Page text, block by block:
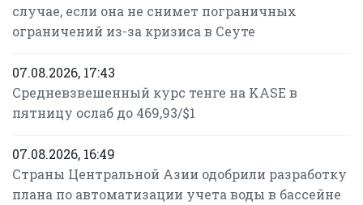
случае, если она не снимет пограничных
ограничений из-за кризиса в Сеуте
07.08.2026, 17:43
Средневзвешенный курс тенге на KASE в
пятницу ослаб до 469,93/$1
07.08.2026, 16:49
Страны Центральной Азии одобрили разработку
плана по автоматизации учета воды в бассейне